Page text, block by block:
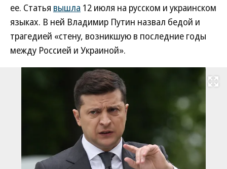
ее. Статья вышла 12 июля на русском и украинском
языках. В ней Владимир Путин назвал бедой и
трагедией «стену, возникшую в последние годы
между Россией и Украиной».
Развернуть